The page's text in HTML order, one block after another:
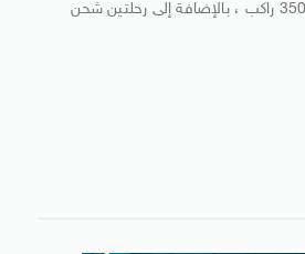
و7 رحلات داخلية تنقل 3500 راكب ، بالإضافة إلى رحلتين شحن